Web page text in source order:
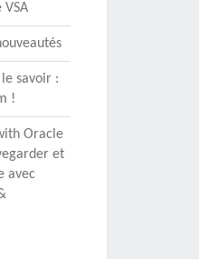
le savoir :
!
Oracle
et
avec